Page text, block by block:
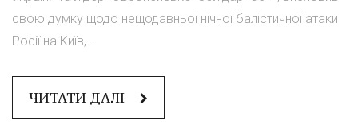
свою думку щодо нещодавньої нічної балістичної атаки
Росії на Київ,...
ЧИТАТИ ДАЛІ